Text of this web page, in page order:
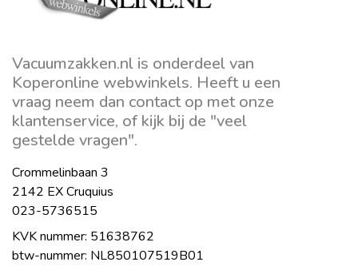
Vacuumzakken.nl is onderdeel van
Koperonline webwinkels. Heeft u een
vraag neem dan contact op met onze
klantenservice, of kijk bij de "veel
gestelde vragen".
Crommelinbaan 3
2142 EX Cruquius
023-5736515
KVK nummer: 51638762
btw-nummer: NL850107519B01